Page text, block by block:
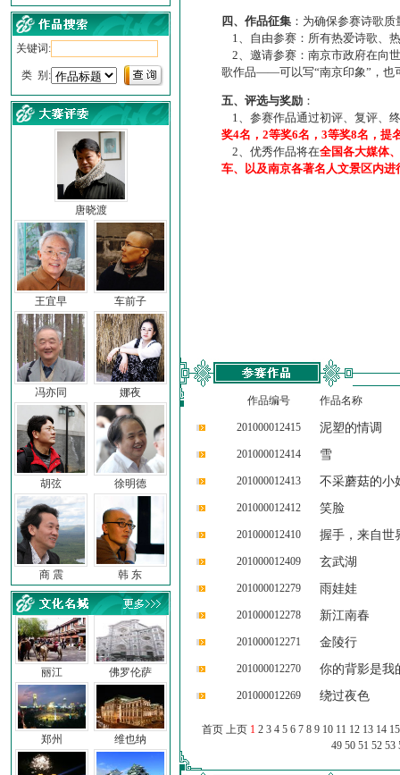
关键词:
类 别:
唐晓渡
王宜早 车前子
冯亦同 娜夜
胡弦 徐明德
商 震 韩 东
丽江
郑州
佛罗伦萨
维也纳
四、作品征集 ：为确保参赛诗歌
1、自由参赛：所有热爱诗歌、
2、邀请参赛：南京市政府在向
歌作品——可以写“南京印象”，也
五、评选与奖励 ：
1、参赛作品通过初评、复评、
奖4名，2等奖6名，3等奖8名，提
2、优秀作品将在全国各大媒体
车、以及南京各著名人文景区内进
作品编号 作品名称
201000012415 泥塑的情调
201000012414 雪
201000012413 不采蘑菇的小
201000012412 笑脸
201000012410 握手，来自世
201000012409 玄武湖
201000012279 雨娃娃
201000012278 新江南春
201000012271 金陵行
201000012270 你的背影是我
201000012269 绕过夜色
首页 上页 1 2 3 4 5 6 7 8 9 10 11 12 13 14 15
49 50 51 52 53